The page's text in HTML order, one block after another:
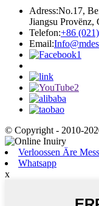
Adress:No.17,
Jiangsu Provënz,
Telefon:+86
Email:
© Copyright - 2010-
Verloossen Äre
Whatsapp
x